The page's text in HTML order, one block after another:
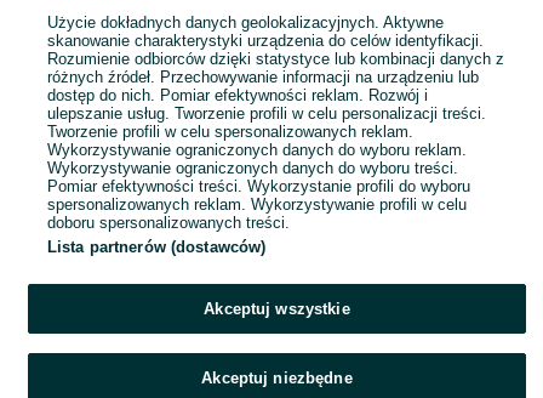
Rawa Mazowiecka
07 sierpnia 2026
1 2 3
Użycie dokładnych danych geolokalizacyjnych. Aktywne
skanowanie charakterystyki urządzenia do celów identyfikacji.
Rozumienie odbiorców dzięki statystyce lub kombinacji danych z
różnych źródeł. Przechowywanie informacji na urządzeniu lub
dostęp do nich. Pomiar efektywności reklam. Rozwój i
ulepszanie usług. Tworzenie profili w celu personalizacji treści.
Tworzenie profili w celu spersonalizowanych reklam.
Wykorzystywanie ograniczonych danych do wyboru reklam.
Wykorzystywanie ograniczonych danych do wyboru treści.
Pomiar efektywności treści. Wykorzystanie profili do wyboru
spersonalizowanych reklam. Wykorzystywanie profili w celu
doboru spersonalizowanych treści.
Lista partnerów (dostawców)
Akceptuj wszystkie
Akceptuj niezbędne